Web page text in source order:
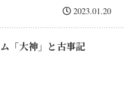
2023.01.20
「大神」と古事記